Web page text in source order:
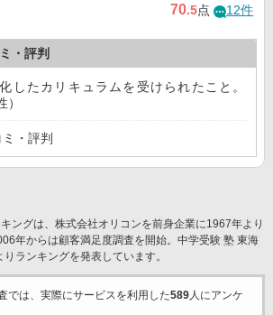
70.5点 12件
・評判
したカリキュラムを受けられたこと。
）
・評判
ングは、株式会社オリコンを前身企業に1967年より
年からは顧客満足度調査を開始。中学受験 塾 東海
ランキングを発表しています。
では、実際にサービスを利用した589人にアンケ